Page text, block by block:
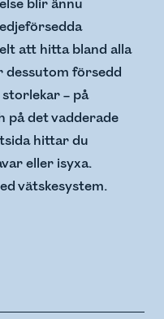
blir ännu
att hitta bland alla
dessutom försedd
– på
på det vadderade
hittar du
eller isyxa.
vätskesystem.